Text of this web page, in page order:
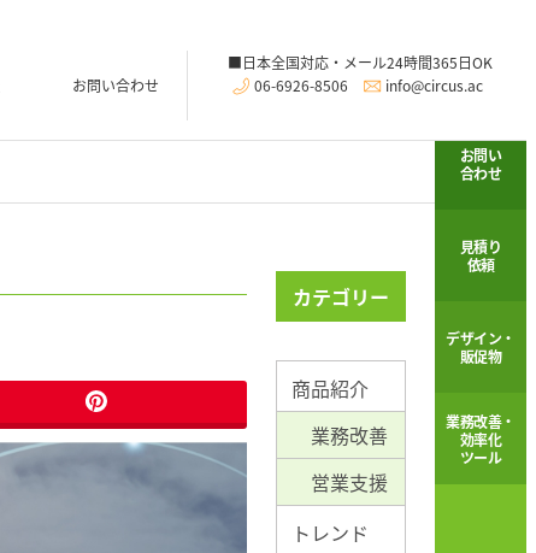
お問い合わせ 06-6926-8506 info@circus.ac
カテゴリー
商品紹介
業務改善
営業支援
トレンド
お問い
合わせ
見積り
依頼
デザイン・
販促物
業務改善・
効率化
ツール